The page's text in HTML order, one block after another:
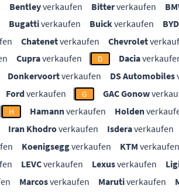
Bentleyverkaufen Bitterverkaufen
Bugattiverkaufen Buickverkaufen BYD
Chatenetverkaufen Chevrolet
Cupraverkaufen D Dacia
Donkervoortverkaufen DS Automobiles
Fordverkaufen G GAC Gonow
H Hamannverkaufen Holden
Iran Khodroverkaufen Isderaverkaufen
Koenigseggverkaufen KTM verkaufen
LEVCverkaufen Lexusverkaufen
Marcosverkaufen Marutiverkaufen